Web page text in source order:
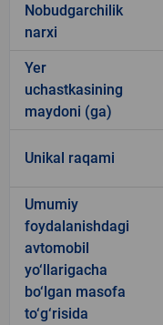
Nobudgarchilik
narxi
Yer
uchastkasining
maydoni (ga)
Unikal raqami
Umumiy
foydalanishdagi
avtomobil
yo‘llarigacha
bo‘lgan masofa
to‘g‘risida